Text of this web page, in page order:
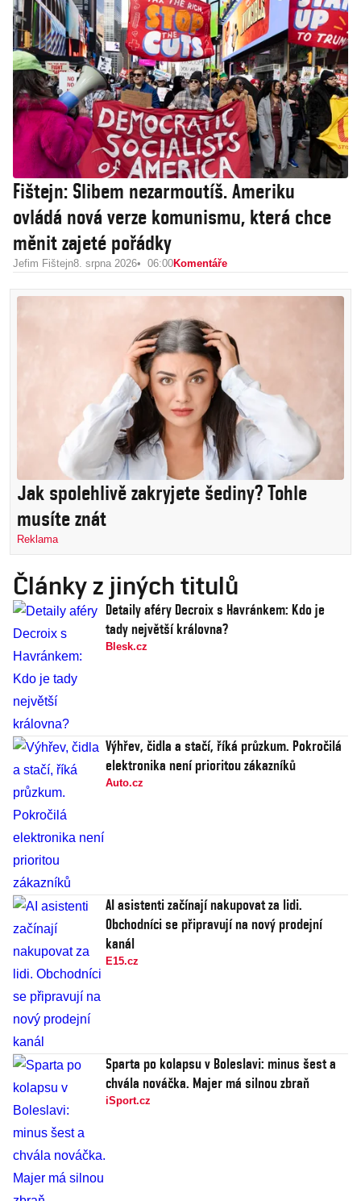
Fištejn: Slibem nezarmoutíš. Ameriku
ovládá nová verze komunismu, která chce
měnit zajeté pořádky
Jefim Fištejn8. srpna 2026 06:00Komentáře
Jak spolehlivě zakryjete šediny? Tohle
musíte znát
Reklama
Články z jiných titulů
Detaily aféry Decroix s Havránkem: Kdo je
tady největší královna?
Blesk.cz
Výhřev, čidla a stačí, říká průzkum. Pokročilá
elektronika není prioritou zákazníků
Auto.cz
AI asistenti začínají nakupovat za lidi.
Obchodníci se připravují na nový prodejní
kanál
E15.cz
Sparta po kolapsu v Boleslavi: minus šest a
chvála nováčka. Majer má silnou zbraň
iSport.cz